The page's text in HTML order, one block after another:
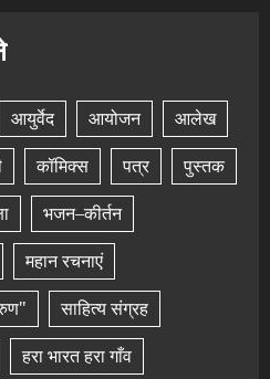
आयुर्वेद आयोजन
आलेख
कॉमिक्स पत्र
पुस्तक
भजन–कीर्तन
महान रचनाएं
साहित्य संग्रह
हरा भारत हरा गाँव